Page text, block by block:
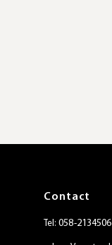
Contact
Tel:058-2134506